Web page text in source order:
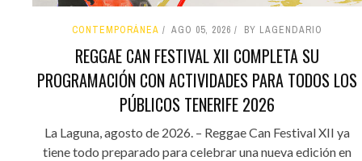
CONTEMPORÁNEA AGO 05, 2026 BY LAGENDARIO
REGGAE CAN FESTIVAL XII COMPLETA SU
PROGRAMACIÓN CON ACTIVIDADES PARA TODOS LOS
PÚBLICOS TENERIFE 2026
La Laguna, agosto de 2026. – Reggae Can Festival XII ya
tiene todo preparado para celebrar una nueva edición en